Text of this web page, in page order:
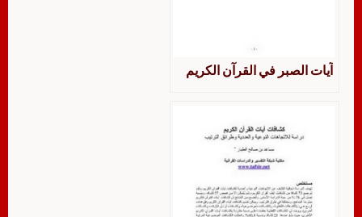
آيات الصبر في القرآن الكريم